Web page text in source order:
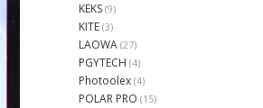
KEKS(9)
KITE(3)
LAOWA(27)
PGYTECH (4)
Photoolex(4)
POLAR PRO (15)